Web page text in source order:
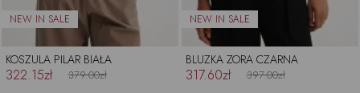
KOSZULA PILAR BIAŁA
322.15zł 379.00zł
BLUZKA ZORA CZARNA
317.60zł 397.00zł